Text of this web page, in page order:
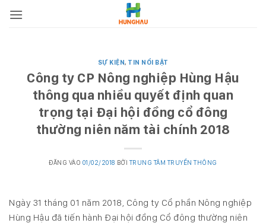
qua
SỰ KIỆN, TIN NỔI BẬT
Công ty CP Nông nghiệp Hùng Hậu
thông qua nhiều quyết định quan
trọng tại Đại hội đồng cổ đông
thường niên năm tài chính 2018
ĐĂNG VÀO 01/02/2018 BỞITRUNG TÂM TRUYỀN THÔNG
Ngày 31 tháng 01 năm 2018, Công ty Cổ phần Nông nghiệp
Hùng Hậu đã tiến hành Đại hội đồng Cổ đông thường niên